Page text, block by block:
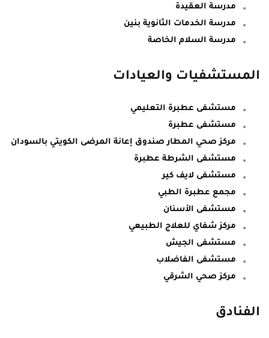
مدرسة العقيدة
مدرسة الخدمات الثانوية بنين
مدرسة السلام الخاصة
المستشفيات والعيادات
مستشفى عطبرة التعليمي
مستشفى عطبرة
مركز صحي المطار صندوق إعانة المرضى الكويتي بالسودان
مستشفى الشرطة عطبرة
مستشفى لايف كير
مجمع عطبرة الطبي
مستشفى الأسنان
مركز شفاي للعلاج الطبيعي
مستشفى الجيش
مستشفى الفاضلاب
مركز صحي الشرقي
الفنادق